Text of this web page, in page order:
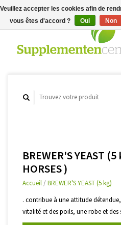
BREWER'S YEAST
HORSES )
Accueil /BREWER'S YEAST (5 kg)
. contribue à une attitude
vitalité et des poils, une robe et des
Veuillez accepter les cookies afin de
vous êtes d'accord ?
Oui Non